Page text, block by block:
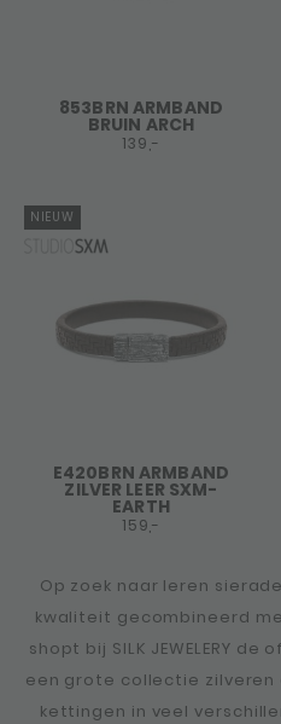
853BRN ARMBAND
BRUIN ARCH
139,-
NIEUW
E420BRN ARMBAND
ZILVER LEER SXM-
EARTH
159,-
Op zoek naar leren
kwaliteit gecombineerd
shopt bij SILK JEWELERY
een grote collectie zilveren
kettingen in veel